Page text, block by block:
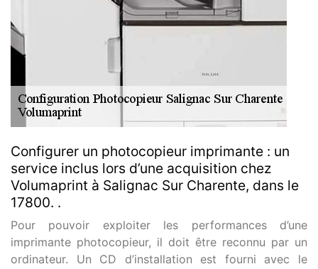
Configurer un photocopieur imprimante : un
service inclus lors d’une acquisition chez
Volumaprint à Salignac Sur Charente, dans le
17800. .
Pour pouvoir exploiter les performances d’une
imprimante photocopieur, il doit être reconnu par un
ordinateur. Un CD d’installation est fourni avec le